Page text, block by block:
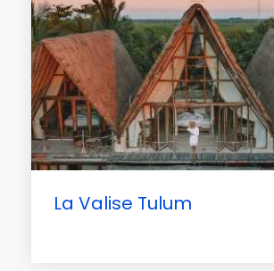
La Valise Tulum